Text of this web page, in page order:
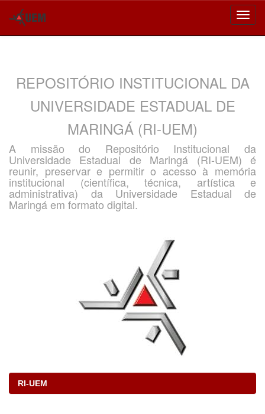
REPOSITÓRIO INSTITUCIONAL DA
UNIVERSIDADE ESTADUAL DE
MARINGÁ (RI-UEM)
A missão do Repositório Institucional da
Universidade Estadual de Maringá (RI-UEM) é
reunir, preservar e permitir o acesso à memória
institucional (científica, técnica, artística e
administrativa) da Universidade Estadual de
Maringá em formato digital.
RI-UEM